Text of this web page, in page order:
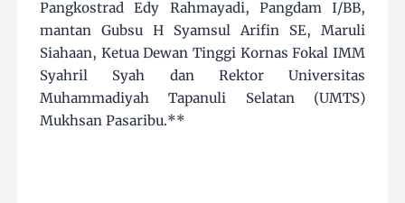
Pangkostrad Edy Rahmayadi, Pangdam I/BB,
mantan Gubsu H Syamsul Arifin SE, Maruli
Siahaan, Ketua Dewan Tinggi Kornas Fokal IMM
Syahril Syah dan Rektor Universitas
Muhammadiyah Tapanuli Selatan (UMTS)
Mukhsan Pasaribu.**